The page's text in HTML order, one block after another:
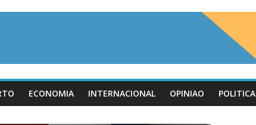
ECONOMIA INTERNACIONAL OPINIAO POLITICA